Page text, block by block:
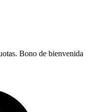
Bono de bienvenida